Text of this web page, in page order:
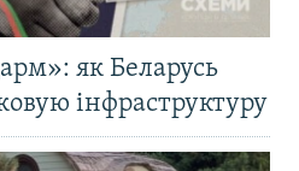
як Беларусь
інфраструктуру